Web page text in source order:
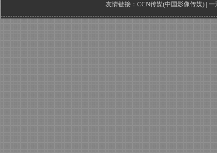
友情链接： CCN传媒(中国影像传媒) | 一